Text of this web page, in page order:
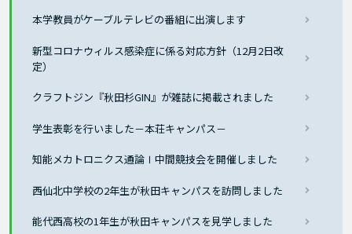
本学教員がケーブルテレビの番組に出演します
新型コロナウィルス感染症に係る対応方針（12月2日改
定）
クラフトジン『秋田杉GIN』が雑誌に掲載されました
学生表彰を行いました－本荘キャンパス－
知能メカトロニクス通論Ⅰ中間競技会を開催しました
西仙北中学校の2年生が秋田キャンパスを訪問しました
能代西高校の1年生が秋田キャンパスを見学しました